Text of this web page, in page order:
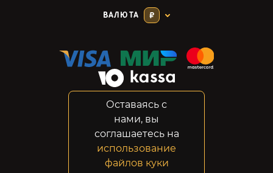
ВАЛЮТА ₽
Конфиденциальность
Возвраты
Правовая информация
Оставаясь с
нами, вы
соглашаетесь на
использование
файлов куки